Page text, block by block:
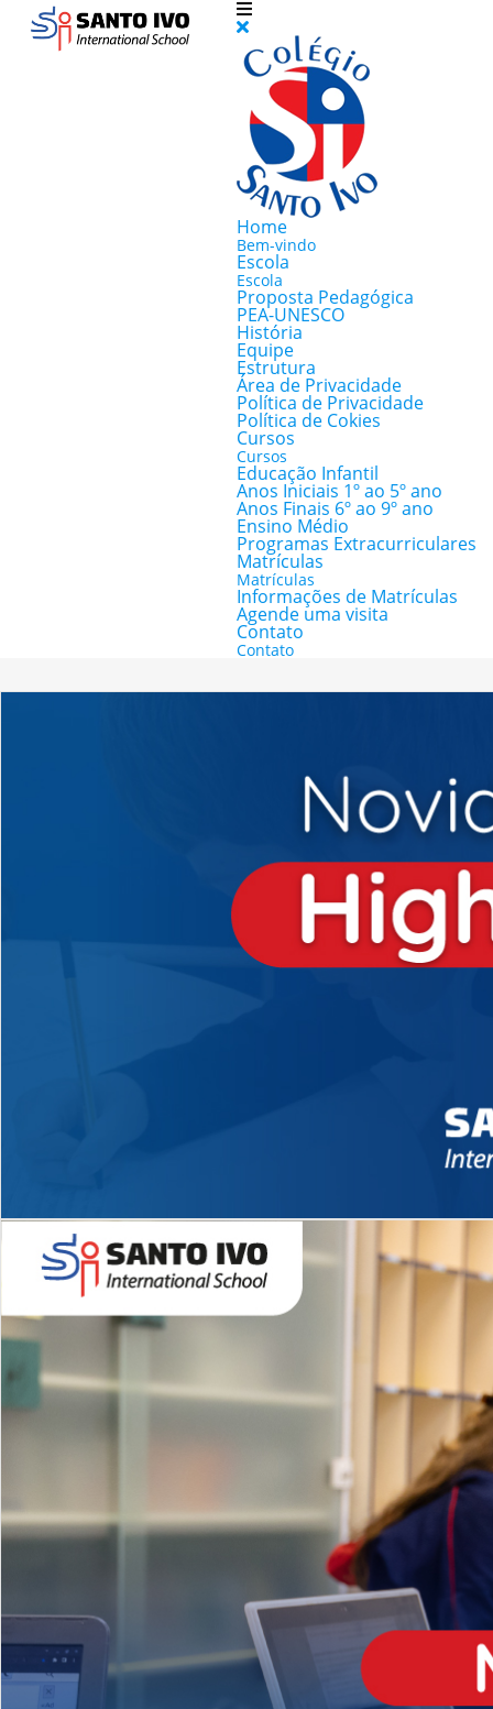
Home
Bem-vindo
Escola
Escola
Proposta Pedagógica
PEA-UNESCO
História
Equipe
Estrutura
Área de Privacidade
Política de Privacidade
Política de Cokies
Cursos
Cursos
Educação Infantil
Anos Iniciais 1º ao 5º ano
Anos Finais 6º ao 9º ano
Ensino Médio
Programas Extracurriculares
Matrículas
Matrículas
Informações de Matrículas
Agende uma visita
Contato
Contato
Novidades 2026 High School
EDUCAÇÃO INFANTIL
Inglês todos os dias
MÉDIO
igh School
Dupla Diplomação